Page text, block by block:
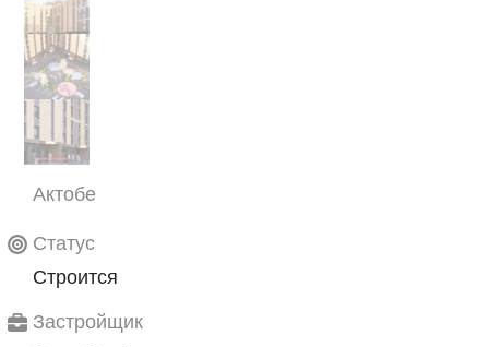
Актобе
Статус
Строится
Застройщик